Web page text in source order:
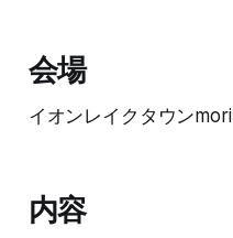
会場
イオンレイクタウンmori
内容